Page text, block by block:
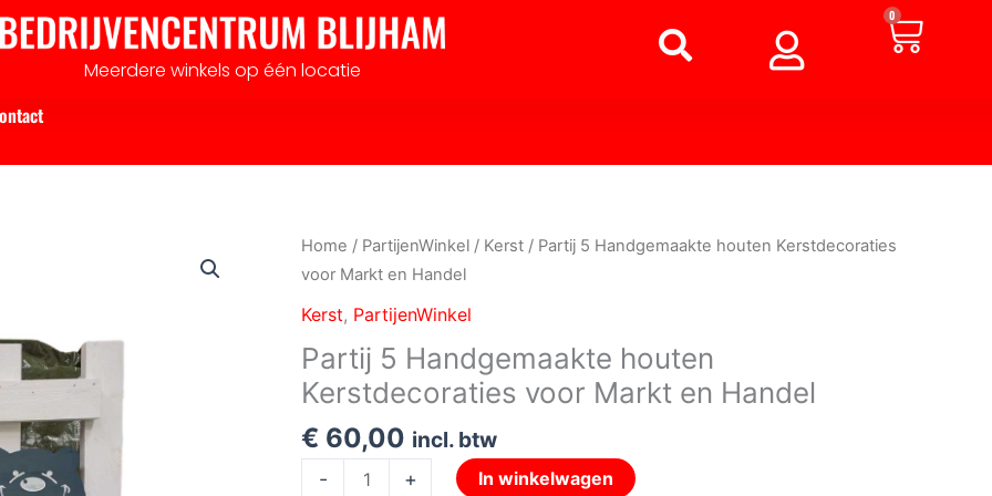
Meerdere winkels op één locatie
0
Home / PartijenWinkel / Kerst / Partij 5 Handgemaakte houten Kerstdecoraties
voor Markt en Handel
Kerst, PartijenWinkel
Partij 5 Handgemaakte houten
Kerstdecoraties voor Markt en Handel
€ 60,00 incl. btw
-
Partij
5
houten
Kerstdecoraties
voor
en
Handel
+ In winkelwagen